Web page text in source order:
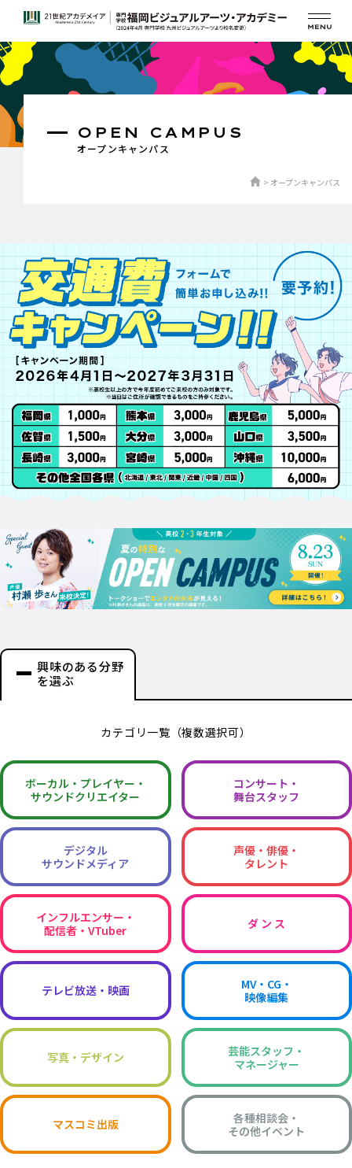
オープンキャンパス
OPEN CAMPUS
オープンキャンパス
興味のある分野
を選ぶ
カテゴリ一覧（複数選択可）
ボーカル・ プレイヤー・
サウンドクリエイター
コンサート・
舞台スタッフ
デジタル
サウンドメディア
声優・俳優・
タレント
インフルエンサー・
配信者・VTuber
ダ ン ス
テレビ放送・映画
MV・CG・
映像編集
写真・デザイン
芸能スタッフ・
マネージャー
マスコミ出版
各種相談会・
その他イベント